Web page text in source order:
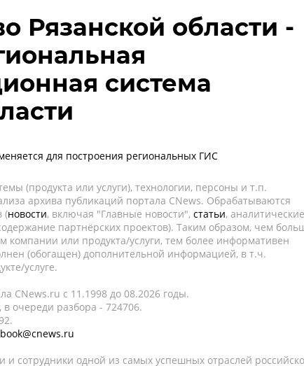
Рязанской области -
система
для построения региональных ГИС
(продукта или услуги), технологии, персоны и т.п.
архива публикаций портала CNews. Обрабатываются
(новости, включая "Главные новости", статьи, аналитические
партнёрских проектов). Таким образом, чем
компании или продукта/услуги, тем более информативен
(обогащен) дополнительной информацией, в т.ч.
услуге.
CNews.ru c 11.1998 до 08.2026 годы.
очереди разбора - 724706.
book@cnews.ru
и сотрудники одной из самых успешных отраслей